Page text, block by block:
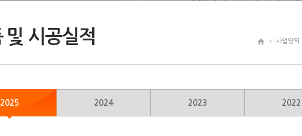
및 시공실적 사업영역
2025 2024 2023 2022